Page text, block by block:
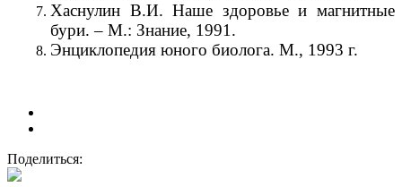
Хаснулин В.И. Наше здоровье и магнитные
бури. – М.: Знание, 1991.
Энциклопедия юного биолога. М., 1993 г.
Поделиться: